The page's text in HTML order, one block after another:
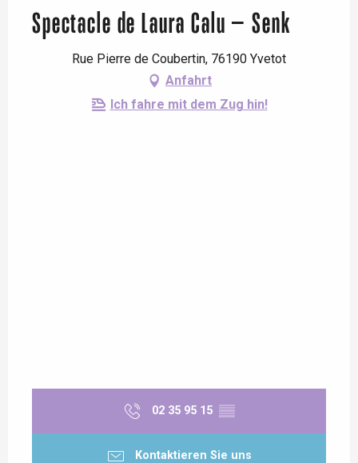
Spectacle de Laura Calu – Senk
Rue Pierre de Coubertin, 76190 Yvetot
Anfahrt
Ich fahre mit dem Zug hin!
02 35 95 15 ▒▒
Kontaktieren Sie uns